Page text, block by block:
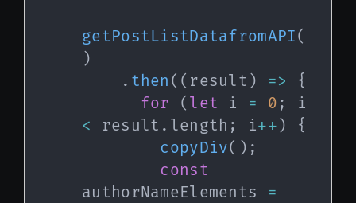
getPostListDatafromAPI(
)
. then ( ( result ) =>
{
for
( let i = 0 ;
<
result . length ; i++ )
{
copyDiv( ) ;
const
authorNameElements
=